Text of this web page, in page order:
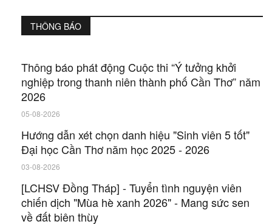
THÔNG BÁO
Thông báo phát động Cuộc thi “Ý tưởng khởi
nghiệp trong thanh niên thành phố Cần Thơ” năm
2026
05-08-2026
Hướng dẫn xét chọn danh hiệu "Sinh viên 5 tốt"
Đại học Cần Thơ năm học 2025 - 2026
03-08-2026
[LCHSV Đồng Tháp] - Tuyển tình nguyện viên
chiến dịch "Mùa hè xanh 2026" - Mang sức sen
về đất biên thùy